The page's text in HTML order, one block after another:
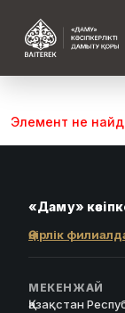
Элемент не
«Даму»
Өңірлік
МЕКЕНЖАЙ
Қазақстан